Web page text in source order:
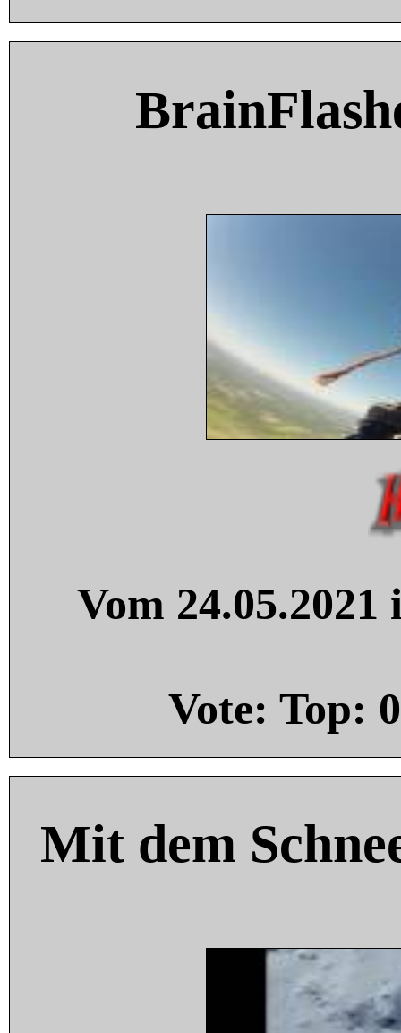
Vom
Vote: Top: 0
Mit dem